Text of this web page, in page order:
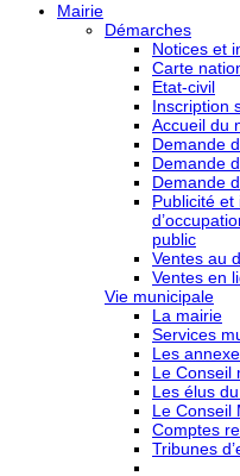
Mairie
Démarches
Notices et
Carte
Etat-civil
Inscription
Accueil du
Demande
Demande
Demande
Publicité
public
Ventes au
Ventes en
Vie municipale
La mairie
Services
Les
Le Conseil
Les élus
Le Conseil
Comptes
Tribunes